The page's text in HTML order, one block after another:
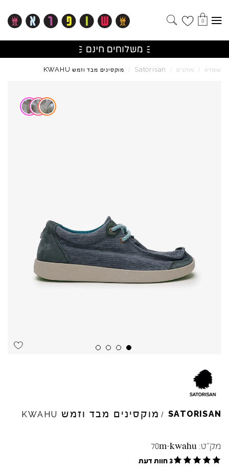
0
שופרא / מותגים /
Satorisan
/ מוקסינים מבד וזמש KWAHU
Skip to product reviews
SATORISAN
/ מוקסינים מבד וזמש KWAHU
מק"ט: 70m-kwahu
3 חוות דעת